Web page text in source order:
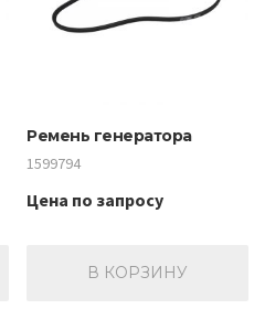
Ремень генератора
1599794
Цена по запросу
В КОРЗИНУ